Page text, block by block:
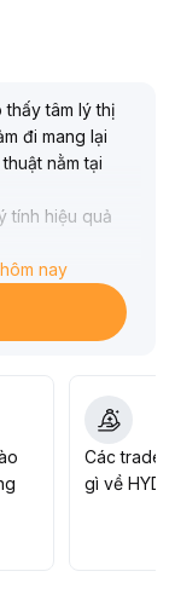
thấy tâm lý thị
đi mang lại
nằm tại
tính hiệu quả
thể cân nhắc
liệu về giá và
chưa rõ ràng,
đối không
nay
Các trader
gì về